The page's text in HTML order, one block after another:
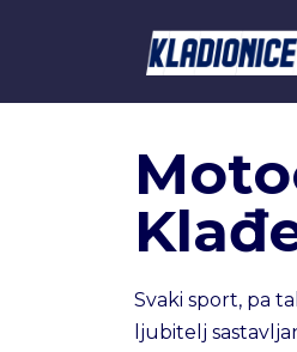
Svaki sport, pa
ljubitelj